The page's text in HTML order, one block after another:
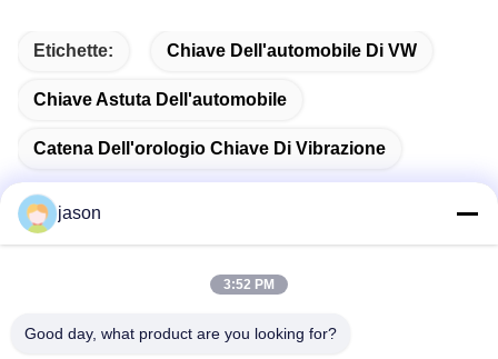
Etichette: Chiave Dell'automobile Di VW
Chiave Astuta Dell'automobile
Catena Dell'orologio Chiave Di Vibrazione
Indirizzo
jason
3:52 PM
Good day, what product are you looking for?